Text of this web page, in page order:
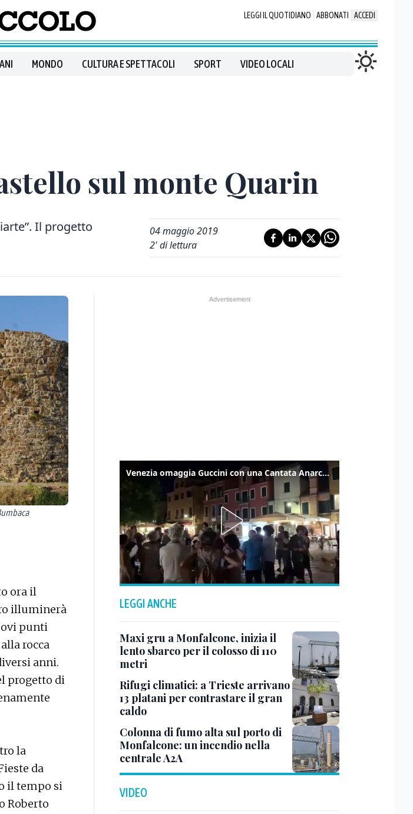
LEGGI IL QUOTIDIANO ABBONATI ACCEDI
MONDO CULTURA E SPETTACOLI SPORT VIDEO LOCALI
sul monte Quarin
Il progetto
04 maggio 2019
2' di lettura
ora il
illuminerà
punti
rocca
anni.
progetto di
la
da
il tempo si
Roberto
Venezia omaggia Guccini con una Cantata Anarchica in campo Santa Margherita
LEGGI ANCHE
Maxi gru a Monfalcone, inizia il
lento sbarco per il colosso di 110
metri
Rifugi climatici: a Trieste arrivano
13 platani per contrastare il gran
caldo
Colonna di fumo alta sul porto di
Monfalcone: un incendio nella
centrale A2A
VIDEO